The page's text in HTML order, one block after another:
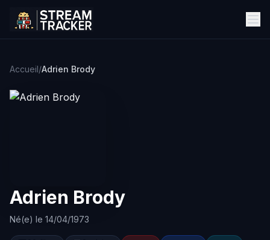
Accueil/Adrien Brody
Adrien Brody
Né(e) le 14/04/1973